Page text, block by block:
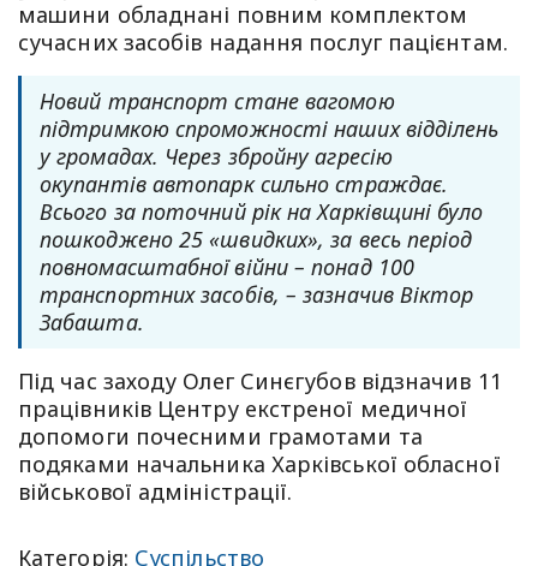
машини обладнані повним комплектом
сучасних засобів надання послуг пацієнтам.
Новий транспорт стане вагомою
підтримкою спроможності наших відділень
у громадах. Через збройну агресію
окупантів автопарк сильно страждає.
Всього за поточний рік на Харківщині було
пошкоджено 25 «швидких», за весь період
повномасштабної війни – понад 100
транспортних засобів, – зазначив Віктор
Забашта.
Під час заходу Олег Синєгубов відзначив 11
працівників Центру екстреної медичної
допомоги почесними грамотами та
подяками начальника Харківської обласної
військової адміністрації.
Категорія: Суспільство